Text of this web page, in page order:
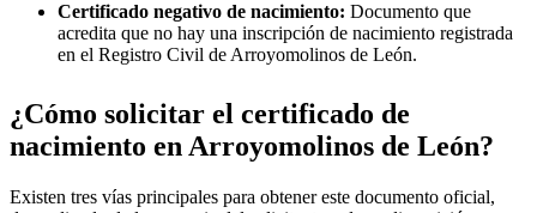
Certificado negativo de nacimiento: Documento que
acredita que no hay una inscripción de nacimiento registrada
en el Registro Civil de Arroyomolinos de León.
¿Cómo solicitar el certificado de
nacimiento enArroyomolinos de León?
Existen tres vías principales para obtener este documento oficial,